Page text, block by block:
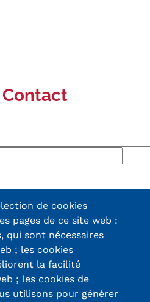
de cookies
pages de ce site web :
qui sont nécessaires
; les cookies
la facilité
; les cookies de
utilisons pour générer